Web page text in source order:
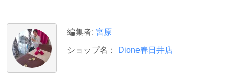
編集者: 宮原
ショップ名： Dione春日井店